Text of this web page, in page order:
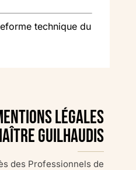
technique du
Mentions Légales
Guilhaudis
des Professionnels de